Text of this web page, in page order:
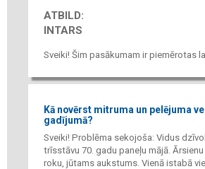
ATBILD:
INTARS
Sveiki! Šim pasākumam ir piemērotas
Kā novērst mitruma un pelējuma
gadījumā?
Sveiki! Problēma sekojoša: Vidus
trīsstāvu 70. gadu paneļu mājā.
roku, jūtams aukstums. Vienā istabā